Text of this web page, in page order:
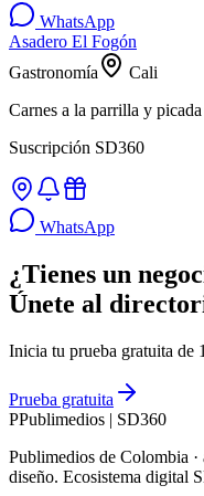
WhatsApp
Asadero El Fogón
Gastronomía
Cali
Carnes a la parrilla y
Suscripción SD360
WhatsApp
¿Tienes un
Únete al
Inicia tu prueba gratuita de
Prueba gratuita
PPublimedios | SD360
Publimedios de Colombia
diseño. Ecosistema digital